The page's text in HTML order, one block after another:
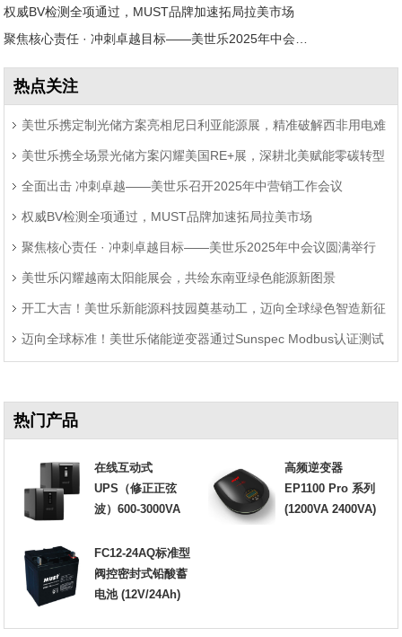
权威BV检测全项通过，MUST品牌加速拓局拉美市场
热点关注
美世乐携定制光储方案亮相尼日利亚能源展，精准破解西非用电难
题 美世乐携全场景光储方案闪耀美国RE+展，深耕北美赋能零碳转型
全面出击 冲刺卓越——美世乐召开2025年中营销工作会议
权威BV检测全项通过，MUST品牌加速拓局拉美市场
聚焦核心责任 · 冲刺卓越目标——美世乐2025年中会议圆满举行
美世乐闪耀越南太阳能展会，共绘东南亚绿色能源新图景
开工大吉！美世乐新能源科技园奠基动工，迈向全球绿色智造新征
程 迈向全球标准！美世乐储能逆变器通过Sunspec Modbus认证测试
热门产品
在线互动式
UPS（修正正弦
波）600-3000VA
高频逆变器
EP1100 Pro 系列
(1200VA 2400VA)
FC12-24AQ标准型
阀控密封式铅酸蓄
电池 (12V/24Ah)